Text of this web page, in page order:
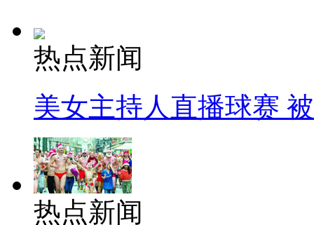
热点新闻
美女主持人直播球赛
热点新闻